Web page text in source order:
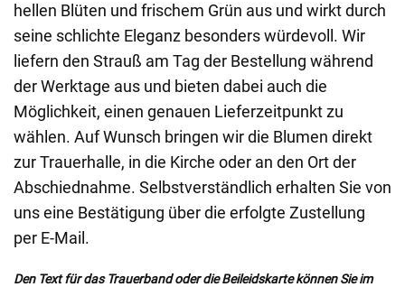
hellen Blüten und frischem Grün aus und wirkt durch
seine schlichte Eleganz besonders würdevoll. Wir
liefern den Strauß am Tag der Bestellung während
der Werktage aus und bieten dabei auch die
Möglichkeit, einen genauen Lieferzeitpunkt zu
wählen. Auf Wunsch bringen wir die Blumen direkt
zur Trauerhalle, in die Kirche oder an den Ort der
Abschiednahme. Selbstverständlich erhalten Sie von
uns eine Bestätigung über die erfolgte Zustellung
per E-Mail.
Den Text für das Trauerband oder die Beileidskarte können Sie im